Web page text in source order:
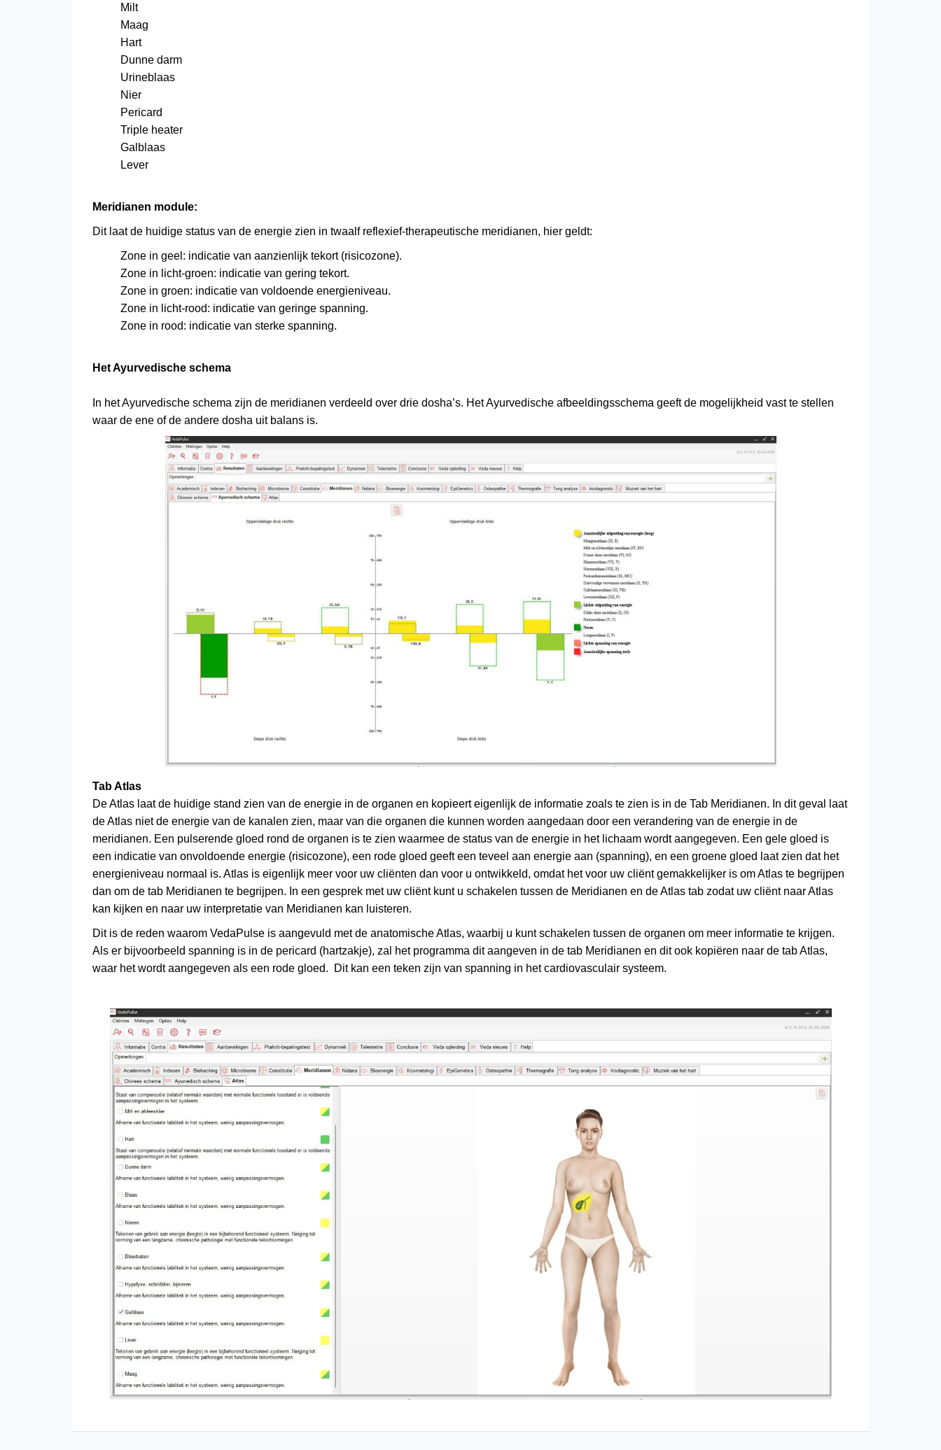
Milt
Maag
Hart
Dunne darm
Urineblaas
Nier
Pericard
Triple heater
Galblaas
Lever
Meridianen module:
Dit laat de huidige status van de energie zien in twaalf reflexief-therapeutische meridianen, hier geldt:
Zone in geel: indicatie van aanzienlijk tekort (risicozone).
Zone in licht-groen: indicatie van gering tekort.
Zone in groen: indicatie van voldoende energieniveau.
Zone in licht-rood: indicatie van geringe spanning.
Zone in rood: indicatie van sterke spanning.
Het Ayurvedische schema
In het Ayurvedische schema zijn de meridianen verdeeld over drie dosha’s. Het Ayurvedische afbeeldingsschema geeft de mogelijkheid vast te stellen
waar de ene of de andere dosha uit balans is.
Tab Atlas
De Atlas laat de huidige stand zien van de energie in de organen en kopieert eigenlijk de informatie zoals te zien is in de Tab Meridianen. In dit geval laat
de Atlas niet de energie van de kanalen zien, maar van die organen die kunnen worden aangedaan door een verandering van de energie in de
meridianen. Een pulserende gloed rond de organen is te zien waarmee de status van de energie in het lichaam wordt aangegeven. Een gele gloed is
een indicatie van onvoldoende energie (risicozone), een rode gloed geeft een teveel aan energie aan (spanning), en een groene gloed laat zien dat het
energieniveau normaal is. Atlas is eigenlijk meer voor uw cliënten dan voor u ontwikkeld, omdat het voor uw cliënt gemakkelijker is om Atlas te begrijpen
dan om de tab Meridianen te begrijpen. In een gesprek met uw cliënt kunt u schakelen tussen de Meridianen en de Atlas tab zodat uw cliënt naar Atlas
kan kijken en naar uw interpretatie van Meridianen kan luisteren.
Dit is de reden waarom VedaPulse is aangevuld met de anatomische Atlas, waarbij u kunt schakelen tussen de organen om meer informatie te krijgen.
Als er bijvoorbeeld spanning is in de pericard (hartzakje), zal het programma dit aangeven in de tab Meridianen en dit ook kopiëren naar de tab Atlas,
waar het wordt aangegeven als een rode gloed. Dit kan een teken zijn van spanning in het cardiovasculair systeem.